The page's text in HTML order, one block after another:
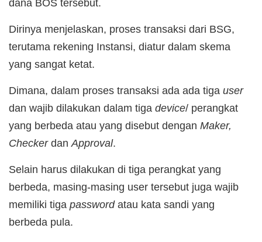
dana BOS tersebut.
Dirinya menjelaskan, proses transaksi dari BSG,
terutama rekening Instansi, diatur dalam skema
yang sangat ketat.
Dimana, dalam proses transaksi ada ada tiga user
dan wajib dilakukan dalam tiga device/ perangkat
yang berbeda atau yang disebut dengan Maker,
CheckerdanApproval.
Selain harus dilakukan di tiga perangkat yang
berbeda, masing-masing user tersebut juga wajib
memiliki tiga passwordatau kata sandi yang
berbeda pula.